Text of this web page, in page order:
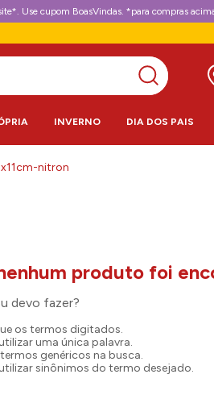
Use cupom BoasVindas. *para compras
INVERNO DIA DOS PAIS
nitron
devo fazer?
os termos digitados.
uma única palavra.
genéricos na busca.
sinônimos do termo desejado.